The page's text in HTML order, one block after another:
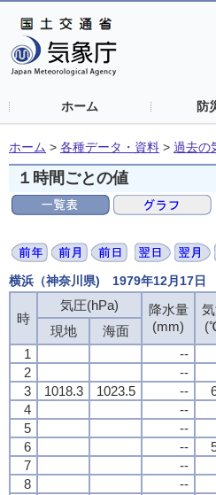
ホーム 防
ホーム > 各種データ・資料 > 過去の
１時間ごとの値
横浜（神奈川県) 1979年12月17日
時
気圧(hPa)
降水量
(mm)
現地
海面
1
--
2
--
3
1018.3 1023.5 --
4
--
5
--
6
--
7
--
8
--
時
気圧(hPa)
降水量
(mm)
現地
海面
1
--
2
--
3
1018.3 1023.5 --
4
--
5
--
6
--
7
--
8
--
時
気圧(hPa)
降水量
(mm)
現地
海面
1
--
2
--
3
1018.3 1023.5 --
4
--
5
--
6
--
7
--
8
--
時
気圧(hPa)
降水量
(mm)
現地
海面
1
--
2
--
3
1018.3 1023.5 --
4
--
5
--
6
--
7
--
8
--